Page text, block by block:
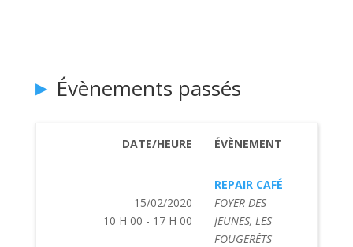
Évènements passés
DATE/HEURE ÉVÈNEMENT
15/02/2020
10 H 00 - 17 H 00
REPAIR CAFÉ
FOYER DES
JEUNES, LES
FOUGERÊTS